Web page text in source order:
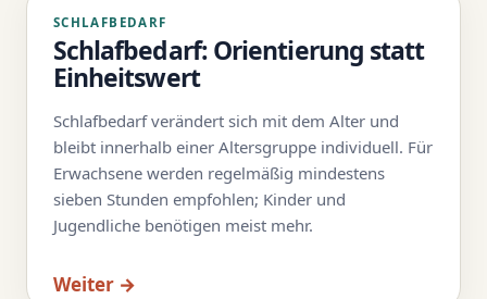
SCHLAFBEDARF
Schlafbedarf: Orientierung statt
Einheitswert
Schlafbedarf verändert sich mit dem Alter und
bleibt innerhalb einer Altersgruppe individuell. Für
Erwachsene werden regelmäßig mindestens
sieben Stunden empfohlen; Kinder und
Jugendliche benötigen meist mehr.
Weiter →